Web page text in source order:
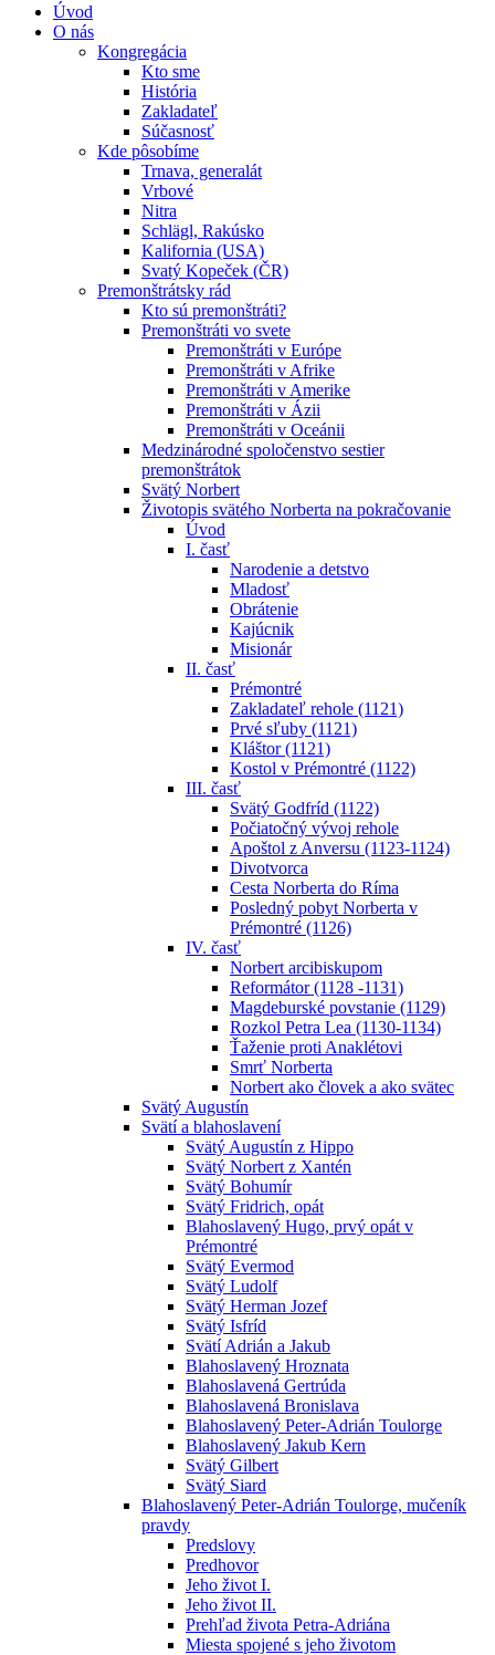
Úvod
O nás
Kongregácia
Kto sme
História
Zakladateľ
Súčasnosť
Kde pôsobíme
Trnava, generalát
Vrbové
Nitra
Schlägl, Rakúsko
Kalifornia (USA)
Svatý Kopeček (ČR)
Premonštrátsky rád
Kto sú premonštráti?
Premonštráti vo svete
Premonštráti v Európe
Premonštráti v Afrike
Premonštráti v Amerike
Premonštráti v Ázii
Premonštráti v Oceánii
Medzinárodné spoločenstvo sestier
premonštrátok
Svätý Norbert
Životopis svätého Norberta na pokračovanie
Úvod
I. časť
Narodenie a detstvo
Mladosť
Obrátenie
Kajúcnik
Misionár
II. časť
Prémontré
Zakladateľ rehole (1121)
Prvé sľuby (1121)
Kláštor (1121)
Kostol v Prémontré (1122)
III. časť
Svätý Godfríd (1122)
Počiatočný vývoj rehole
Apoštol z Anversu (1123-1124)
Divotvorca
Cesta Norberta do Ríma
Posledný pobyt Norberta v
Prémontré (1126)
IV. časť
Norbert arcibiskupom
Reformátor (1128 -1131)
Magdeburské povstanie (1129)
Rozkol Petra Lea (1130-1134)
Ťaženie proti Anaklétovi
Smrť Norberta
Norbert ako človek a ako svätec
Svätý Augustín
Svätí a blahoslavení
Svätý Augustín z Hippo
Svätý Norbert z Xantén
Svätý Bohumír
Svätý Fridrich, opát
Blahoslavený Hugo, prvý opát v
Prémontré
Svätý Evermod
Svätý Ludolf
Svätý Herman Jozef
Svätý Isfríd
Svätí Adrián a Jakub
Blahoslavený Hroznata
Blahoslavená Gertrúda
Blahoslavená Bronislava
Blahoslavený Peter-Adrián Toulorge
Blahoslavený Jakub Kern
Svätý Gilbert
Svätý Siard
Blahoslavený Peter-Adrián Toulorge, mučeník
pravdy
Predslovy
Predhovor
Jeho život I.
Jeho život II.
Prehľad života Petra-Adriána
Miesta spojené s jeho životom